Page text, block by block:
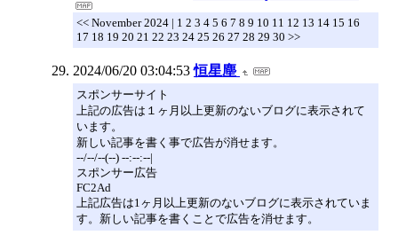
<< November 2024 | 1 2 3 4 5 6 7 8 9 10 11 12 13 14 15 16
17 18 19 20 21 22 23 24 25 26 27 28 29 30 >>
2024/06/20 03:04:53 恒星塵
スポンサーサイト
上記の広告は１ヶ月以上更新のないブログに表示されて
います。
新しい記事を書く事で広告が消せます。
--/--/--(--) --:--:--|
スポンサー広告
FC2Ad
上記広告は1ヶ月以上更新のないブログに表示されていま
す。新しい記事を書くことで広告を消せます。